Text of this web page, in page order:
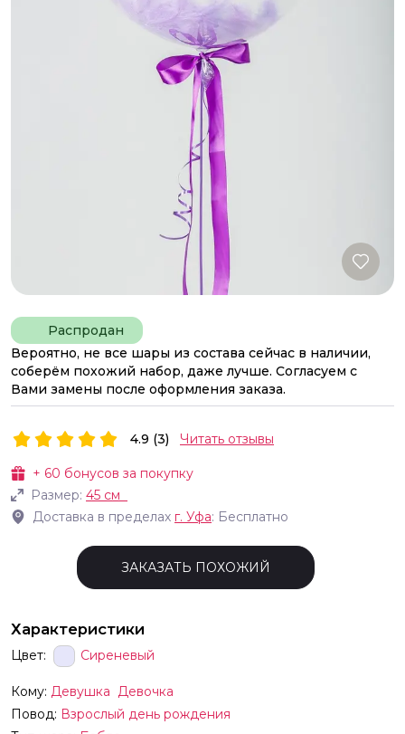
Распродан
Вероятно, не все шары из состава сейчас в наличии,
соберём похожий набор, даже лучше. Согласуем с
Вами замены после оформления заказа.
+ 60 бонусов за покупку
Размер: 45 см
Доставка в пределах г. Уфа: Бесплатно
4.9 (3) Читать отзывы
ЗАКАЗАТЬ ПОХОЖИЙ
Характеристики
Цвет: Сиреневый
Кому: Девушка Девочка
Повод: Взрослый день рождения